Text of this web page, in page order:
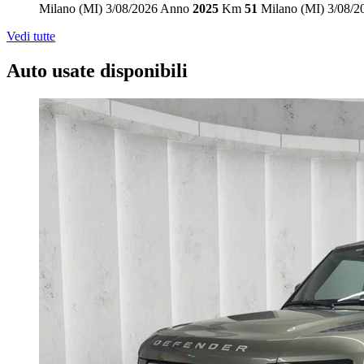
Milano (MI) 3/08/2026 Anno 2025 Km 51 Milano (MI) 3/08/
Vedi tutte
Auto usate disponibili